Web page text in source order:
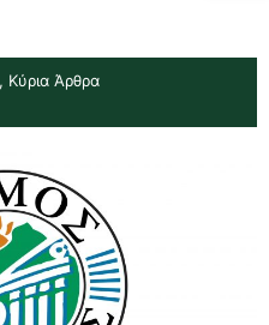
, Κύρια Άρθρα